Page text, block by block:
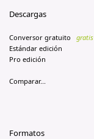
Descargas
Conversor gratuito
gratis
Estándar edición
Pro edición
Comparar...
Formatos